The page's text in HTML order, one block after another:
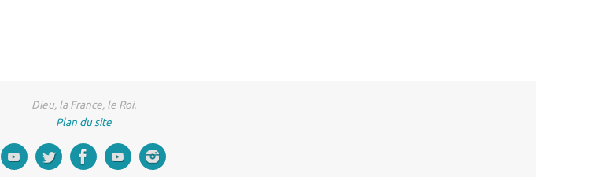
Dieu, la France, le Roi.
Plan du site